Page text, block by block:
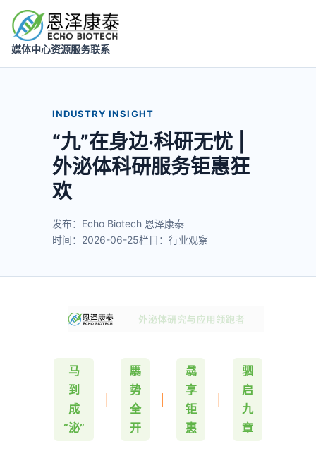
媒体中心资源服务联系
INDUSTRY INSIGHT
“九”在身边·科研无忧 |
外泌体科研服务钜惠狂
欢
发布：Echo Biotech 恩泽康泰
时间：2026-06-25栏目：行业观察
马
到
成
“泌”
騳
势
全
开
骉
享
钜
惠
驷
启
九
章